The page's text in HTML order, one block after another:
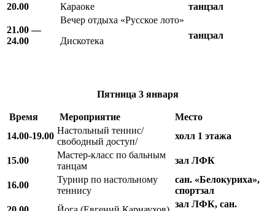
20.00
Караоке танцзал
21.00 —
24.00
Вечер отдыха «Русское лото»
Дискотека
танцзал
Пятница 3 января
Время Мероприятие
Место
14.00-19.00
Настольный теннис/
свободный доступ/
холл 1 этажа
15.00
Мастер-класс по бальным
танцам
зал ЛФК
16.00
Турнир по настольному
теннису
сан. «Белокуриха»,
спортзал
зал ЛФК, сан.